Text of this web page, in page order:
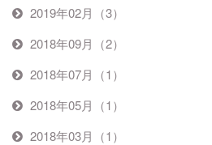
2019年02月（3）
2018年09月（2）
2018年07月（1）
2018年05月（1）
2018年03月（1）